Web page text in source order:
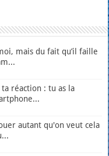
mais du fait qu’il faille
réaction : tu as la
autant qu'on veut cela